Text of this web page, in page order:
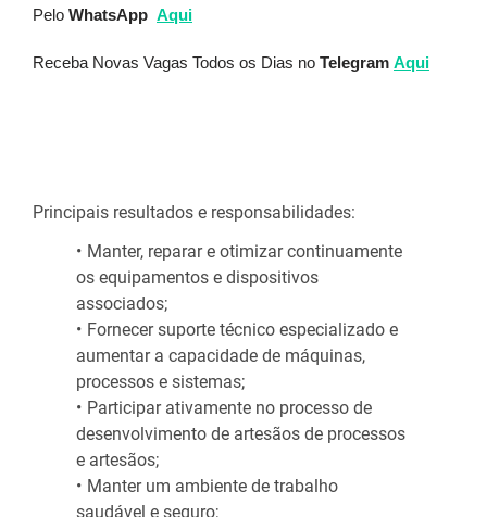
Pelo WhatsApp Aqui
Receba Novas Vagas Todos os Dias no Telegram Aqui
Principais resultados e responsabilidades:
Manter, reparar e otimizar continuamente
os equipamentos e dispositivos
associados;
Fornecer suporte técnico especializado e
aumentar a capacidade de máquinas,
processos e sistemas;
Participar ativamente no processo de
desenvolvimento de artesãos de processos
e artesãos;
Manter um ambiente de trabalho
saudável e seguro;